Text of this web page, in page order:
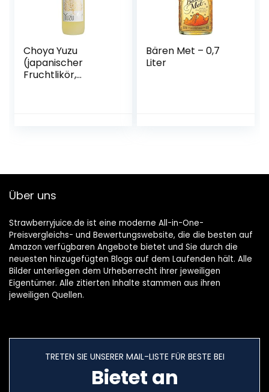
Choya Yuzu
(japanischer
Fruchtlikör,
Bären Met – 0,7
Liter
Über uns
Strawberryjuice.de ist eine moderne All-in-One-
Preisvergleichs- und Bewertungswebsite, die die besten auf
Amazon verfügbaren Angebote bietet und Sie durch die
neuesten hinzugefügten Blogs auf dem Laufenden hält. Alle
Bilder unterliegen dem Urheberrecht ihrer jeweiligen
Eigentümer. Alle zitierten Inhalte stammen aus ihren
jeweiligen Quellen.
TRETEN SIE UNSERER MAIL-LISTE FÜR BESTE BEI
Bietet an